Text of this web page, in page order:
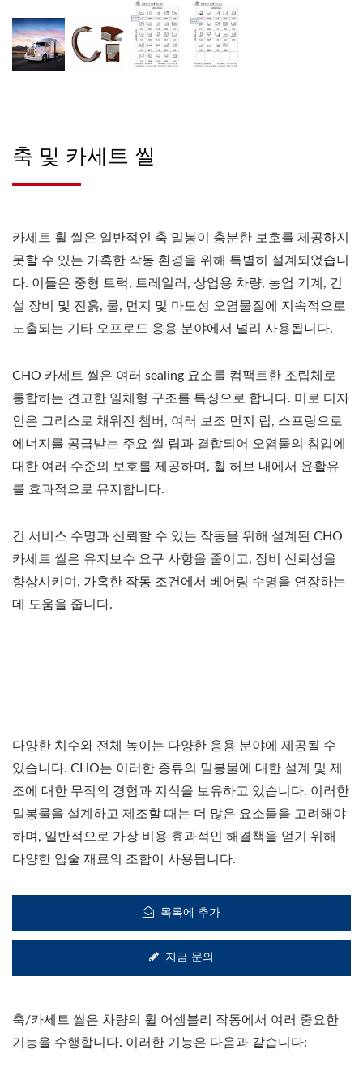
축 및 카세트 씰
카세트 휠 씰은 일반적인 축 밀봉이 충분한 보호를 제공하지
못할 수 있는 가혹한 작동 환경을 위해 특별히 설계되었습니
다. 이들은 중형 트럭, 트레일러, 상업용 차량, 농업 기계, 건
설 장비 및 진흙, 물, 먼지 및 마모성 오염물질에 지속적으로
노출되는 기타 오프로드 응용 분야에서 널리 사용됩니다.
CHO 카세트 씰은 여러 sealing 요소를 컴팩트한 조립체로
통합하는 견고한 일체형 구조를 특징으로 합니다. 미로 디자
인은 그리스로 채워진 챔버, 여러 보조 먼지 립, 스프링으로
에너지를 공급받는 주요 씰 립과 결합되어 오염물의 침입에
대한 여러 수준의 보호를 제공하며, 휠 허브 내에서 윤활유
를 효과적으로 유지합니다.
긴 서비스 수명과 신뢰할 수 있는 작동을 위해 설계된 CHO
카세트 씰은 유지보수 요구 사항을 줄이고, 장비 신뢰성을
향상시키며, 가혹한 작동 조건에서 베어링 수명을 연장하는
데 도움을 줍니다.
다양한 치수와 전체 높이는 다양한 응용 분야에 제공될 수
있습니다. CHO는 이러한 종류의 밀봉물에 대한 설계 및 제
조에 대한 무적의 경험과 지식을 보유하고 있습니다. 이러한
밀봉물을 설계하고 제조할 때는 더 많은 요소들을 고려해야
하며, 일반적으로 가장 비용 효과적인 해결책을 얻기 위해
다양한 입술 재료의 조합이 사용됩니다.
목록에 추가
지금 문의
축/카세트 씰은 차량의 휠 어셈블리 작동에서 여러 중요한
기능을 수행합니다. 이러한 기능은 다음과 같습니다: